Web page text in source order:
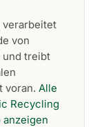
verarbeitet
von
und treibt
voran. Alle
Recycling
anzeigen